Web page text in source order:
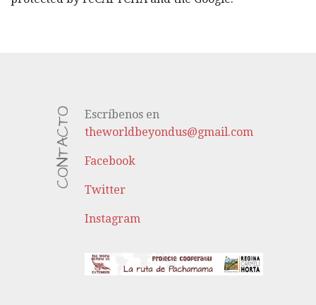
CONTACTO
Escríbenos en
theworldbeyondus@gmail.com
Facebook
Twitter
Instagram